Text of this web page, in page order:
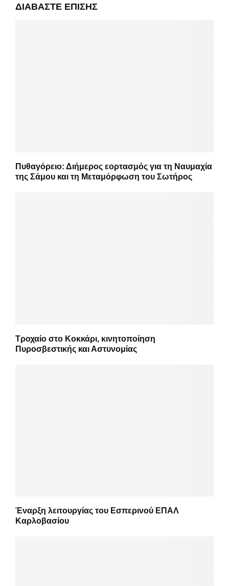
ΔΙΑΒΆΣΤΕ ΕΠΊΣΗΣ
Πυθαγόρειο: Διήμερος εορτασμός για τη Ναυμαχία
της Σάμου και τη Μεταμόρφωση του Σωτήρος
Τροχαίο στο Κοκκάρι, κινητοποίηση
Πυροσβεστικής και Αστυνομίας
Έναρξη λειτουργίας του Εσπερινού ΕΠΑΛ
Καρλοβασίου